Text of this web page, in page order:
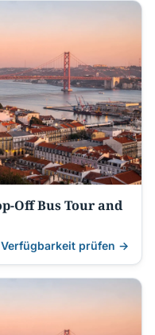
Off Bus Tour and
Verfügbarkeit prüfen →